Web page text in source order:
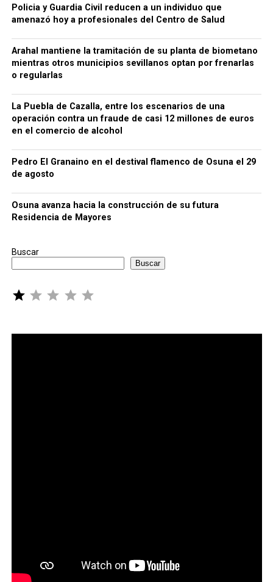
Policia y Guardia Civil reducen a un individuo que
amenazó hoy a profesionales del Centro de Salud
Arahal mantiene la tramitación de su planta de biometano
mientras otros municipios sevillanos optan por frenarlas
o regularlas
La Puebla de Cazalla, entre los escenarios de una
operación contra un fraude de casi 12 millones de euros
en el comercio de alcohol
Pedro El Granaino en el destival flamenco de Osuna el 29
de agosto
Osuna avanza hacia la construcción de su futura
Residencia de Mayores
Buscar
Buscar